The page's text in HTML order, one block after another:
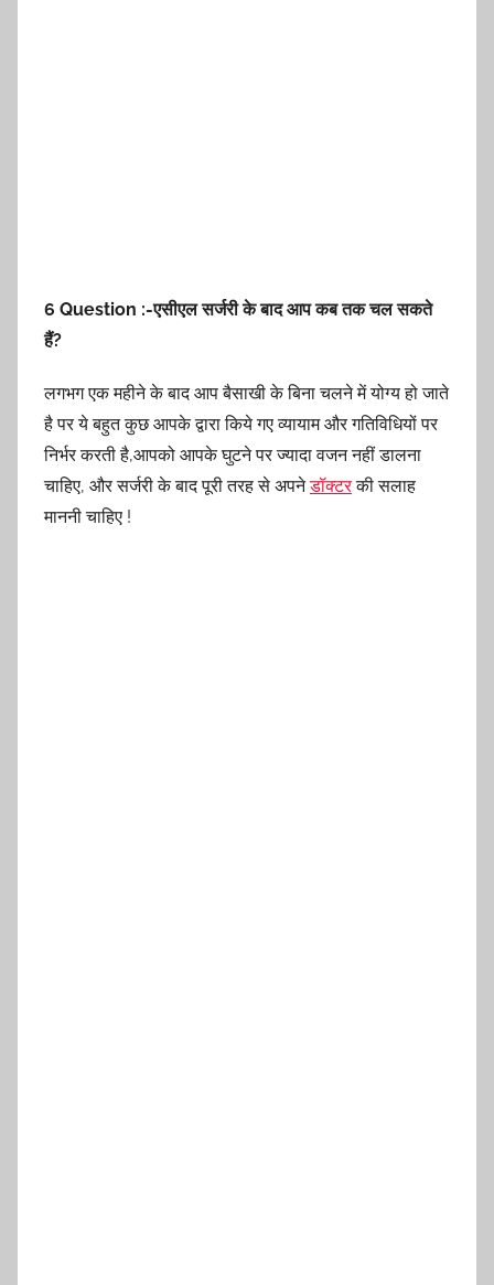
6 Question :-एसीएल सर्जरी के बाद आप कब तक चल सकते
हैं?
लगभग एक महीने के बाद आप बैसाखी के बिना चलने में योग्य हो जाते
है पर ये बहुत कुछ आपके द्वारा किये गए व्यायाम और गतिविधियों पर
निर्भर करती है,आपको आपके घुटने पर ज्यादा वजन नहीं डालना
चाहिए, और सर्जरी के बाद पूरी तरह से अपनेडॉक्टरकी सलाह
माननी चाहिए !